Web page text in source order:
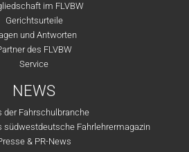
im FLVBW
Gerichtsurteile
und Antworten
des FLVBW
Service
NEWS
der Fahrschulbranche
südwestdeutsche Fahrlehrermagazin
& PR-News